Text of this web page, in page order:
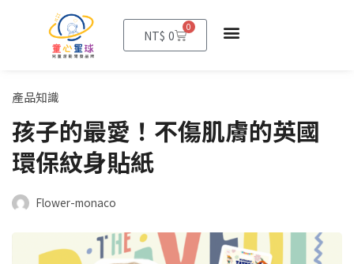
NT$ 0
0
購
物
產品知識
孩子的最愛！不傷肌膚的英國
環保紋身貼紙
Flower-monaco